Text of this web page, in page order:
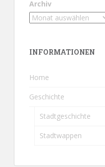
Archiv
INFORMATIONEN
Home
Geschichte
Stadtgeschichte
Stadtwappen